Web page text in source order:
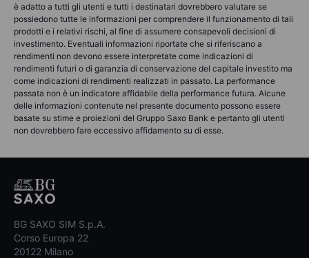
è adatto a tutti gli utenti e tutti i destinatari dovrebbero valutare se
possiedono tutte le informazioni per comprendere il funzionamento di tali
prodotti e i relativi rischi, al fine di assumere consapevoli decisioni di
investimento. Eventuali informazioni riportate che si riferiscano a
rendimenti non devono essere interpretate come indicazioni di
rendimenti futuri o di garanzia di conservazione del capitale investito ma
come indicazioni di rendimenti realizzati in passato. La performance
passata non è un indicatore affidabile della performance futura. Alcune
delle informazioni contenute nel presente documento possono essere
basate su stime e proiezioni del Gruppo Saxo Bank e pertanto gli utenti
non dovrebbero fare eccessivo affidamento su di esse.
BG SAXO SIM S.p.A.
Corso Europa 22
20122 Milano